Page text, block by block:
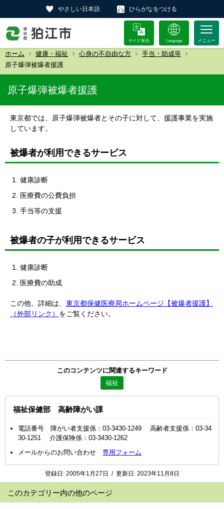
やさしい日本語 ひらがなをつける
サイズ 配色 Language
ホーム 健康・福祉 心身の不自由な方
手当・助成等
原子爆弾被爆者援護
原子爆弾被爆者援護
東京都では、原子爆弾被爆者とその子に対して、援護事業を実施
しています。
被爆者が利用できるサービス
健康診断
医療費の公費負担
手当等の支援
被爆者の子が利用できるサービス
健康診断
医療費の助成
この他、詳細は、 東京都保健医療局ホームページ【被爆者援護】
（外部リンク） をご覧ください。
このコンテンツに関連するキーワード
福祉
福祉保健部 高齢障がい課
電話番号 障がい者支援係：03-3430-1249 高齢者支援係：03-34
30-1251 介護保険係：03-3430-1262
メールからのお問い合わせ 専用フォーム
登録日: 2005年1月27日 / 更新日: 2023年11月8日
このカテゴリー内の他のページ